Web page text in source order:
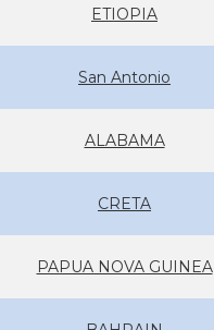
ETIOPIA
San Antonio
ALABAMA
CRETA
PAPUA NOVA GUINEA